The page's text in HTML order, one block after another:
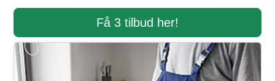
Få 3 tilbud her!